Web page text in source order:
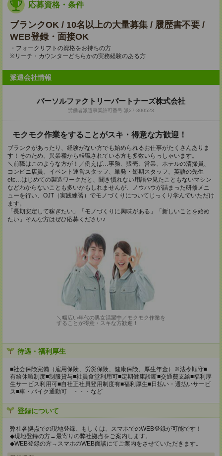
応募資格・条件
ブランクOK / 10名以上の大量募集 / 履歴書不要 /
WEB登録・面接OK
・フォークリフトの資格をお持ちの方
※リーチ・カウンターどちらかの実務経験のある方
派遣会社情報
パーソルファクトリーパートナーズ株式会社
労働者派遣事業許可番号:派27-300523
モクモク作業をすることがスキ・得意な方歓迎！
ブランクがあったり、経験がない方でも始められるお仕事がたくさんありま
す！そのため、異業種から転職されている方も多数いらっしゃいます。
＼前職はこのような方が！／例えば…事務、販売、営業、ホテルの清掃員、
コンビニ店員、イベント運営スタッフ、単発・短期スタッフ、英語の先生
etc…はじめての製造ワークだと、聞き慣れない用語や見たこともないマシン
などわからないことも多いかもしれませんが、ノウハウが詰まった研修メニ
ューを行い、OJT（実践練習）でモノづくりについてじっくり学んでいただけ
ます。
「長期安定して稼ぎたい」「モノづくりに興味がある」「新しいことを始め
たい」そんな方はぜひ応募ください♪
＼幅広い年代の男女活躍中／モクモク作業を
することが得意・スキな方歓迎！
待遇・福利厚生
■社会保険完備（雇用保険、労災保険、健康保険、厚生年金）※法令順守■
有給休暇制度■制服貸与■社員食堂利用可■定期健康診断■交通費支給■福利厚
生サービス利用可■自社正社員登用制度有■福利厚生■日払い・週払いサービ
ス■車・バイク通勤可 ・・・など
登録について
弊社各拠点での現地登録、もしくは、スマホでのWEB登録が可能です！
◆現地登録の方→最寄りの弊社拠点をご案内します。
◆WEB登録の方→スマホのWEB面談にてご案内をさせていただきます。